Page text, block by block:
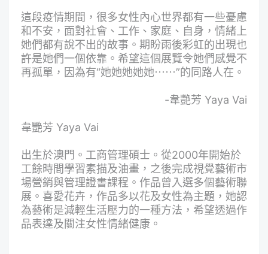
這段疫情期間，很多女性內心世界都有一些憂慮
和不安，面對社會、工作、家庭、自身，情緒上
她們都有說不出的故事。期盼雨後彩虹的出現也
許是她們一個依靠。希望這個展覽令她們感覺不
再孤單，因為有“她她她她她⋯⋯”的同路人在。
-韋艷芳 Yaya Vai
韋艷芳 Yaya Vai
出生於澳門。工商管理碩士。從2000年開始於
工餘時間學習素描及油畫，之後完成視覺藝術市
場營銷與管理證書課程。作品曾入選多個藝術聯
展。喜愛花卉，作品多以花及女性為主題，她認
為藝術是減輕生活壓力的一種方法，希望透過作
品表達及關注女性情緒健康。